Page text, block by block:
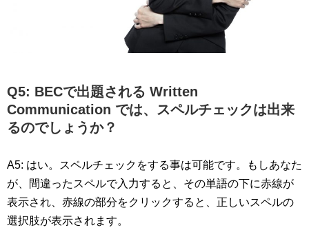
Q5: BECで出題される Written
Communication では、スペルチェックは出来
るのでしょうか？
A5: はい。スペルチェックをする事は可能です。もしあなた
が、間違ったスペルで入力すると、その単語の下に赤線が
表示され、赤線の部分をクリックすると、正しいスペルの
選択肢が表示されます。